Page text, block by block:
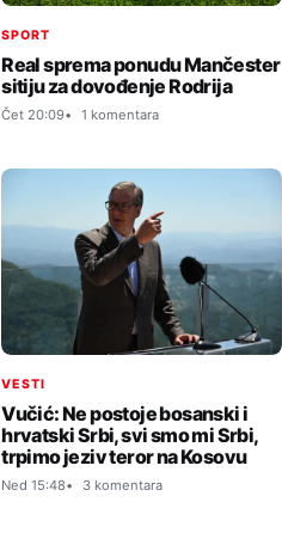
SPORT
Real sprema ponudu Mančester
sitiju za dovođenje Rodrija
Čet 20:09 1 komentara
VESTI
Vučić: Ne postoje bosanski i
hrvatski Srbi, svi smo mi Srbi,
trpimo jeziv teror na Kosovu
Ned 15:48 3 komentara